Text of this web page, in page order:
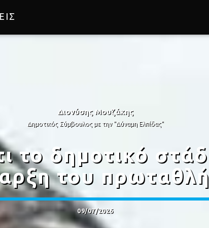
Διονύσης Μουζάκης
Δημοτικός Σύμβουλος με την "Δύναμη Ελπίδας"
το δημοτικό
του
09/07/2026